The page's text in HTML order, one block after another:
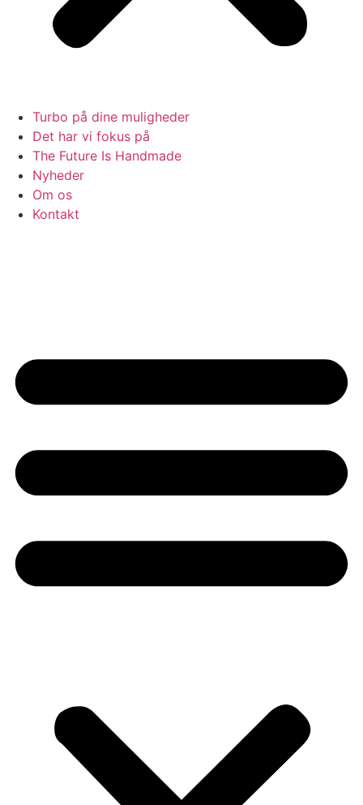
Turbo på dine muligheder
Det har vi fokus på
The Future Is Handmade
Nyheder
Om os
Kontakt